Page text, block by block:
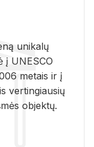
unikalų
į UNESCO
metais ir į
vertingiausių
objektų.